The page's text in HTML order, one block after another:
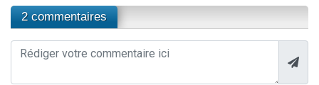
2 commentaires